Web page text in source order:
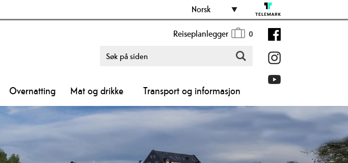
Norsk
Reiseplanlegger 0
Overnatting Mat og drikke Transport og informasjon